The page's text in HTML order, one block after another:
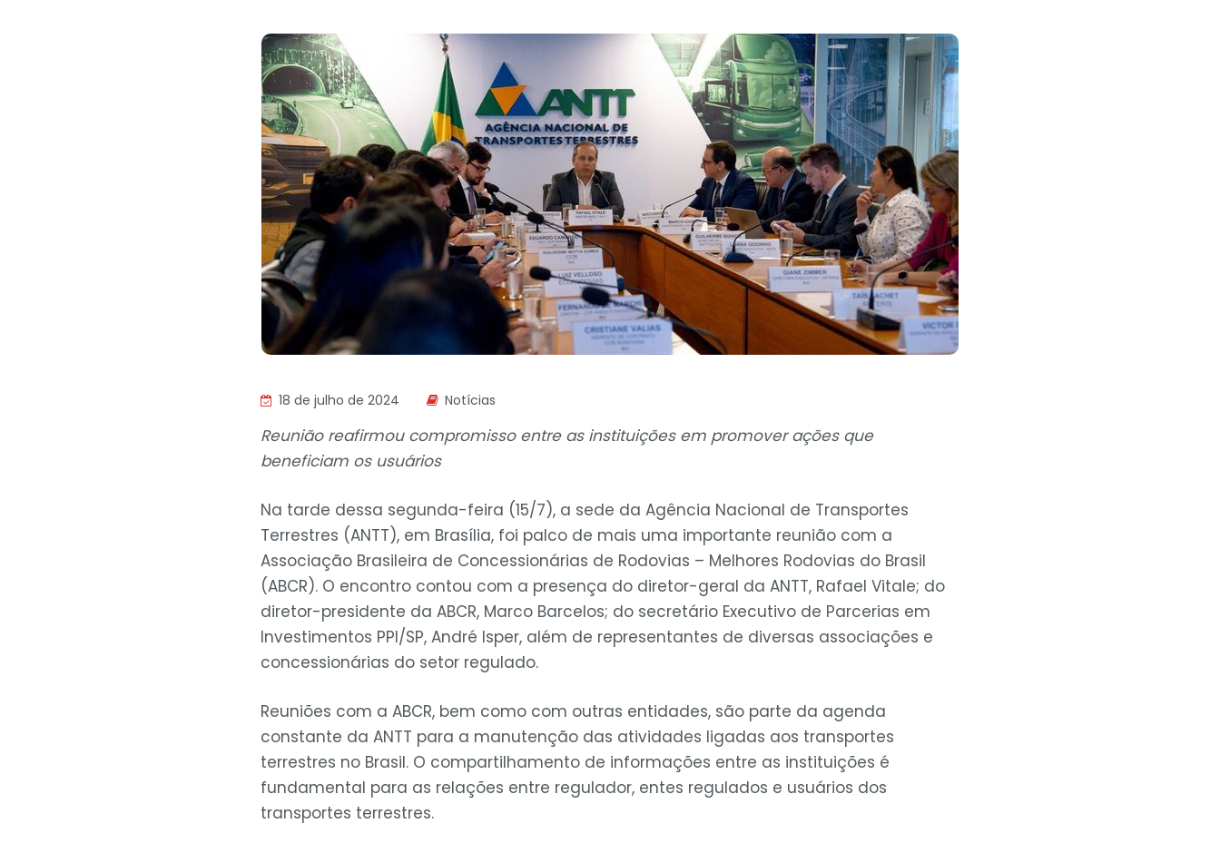
18 de julho de 2024 Notícias
Reunião reafirmou compromisso entre as instituições em promover ações que
beneficiam os usuários
Na tarde dessa segunda-feira (15/7), a sede da Agência Nacional de Transportes
Terrestres (ANTT), em Brasília, foi palco de mais uma importante reunião com a
Associação Brasileira de Concessionárias de Rodovias – Melhores Rodovias do Brasil
(ABCR). O encontro contou com a presença do diretor-geral da ANTT, Rafael Vitale; do
diretor-presidente da ABCR, Marco Barcelos; do secretário Executivo de Parcerias em
Investimentos PPI/SP, André Isper, além de representantes de diversas associações e
concessionárias do setor regulado.
Reuniões com a ABCR, bem como com outras entidades, são parte da agenda
constante da ANTT para a manutenção das atividades ligadas aos transportes
terrestres no Brasil. O compartilhamento de informações entre as instituições é
fundamental para as relações entre regulador, entes regulados e usuários dos
transportes terrestres.